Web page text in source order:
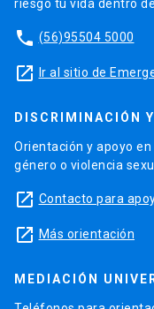
riesgo tu vida dentro
phone (56)95504 5000
launch Ir al sitio de
DISCRIMINACIÓN
Orientación y apoyo
género o violencia
launch Contacto para
launch Más orientación
MEDIACIÓN